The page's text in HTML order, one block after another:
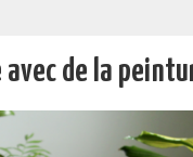
avec de la